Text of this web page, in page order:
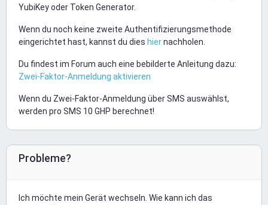
YubiKey oder Token Generator.
Wenn du noch keine zweite Authentifizierungsmethode
eingerichtet hast, kannst du dies hiernachholen.
Du findest im Forum auch eine bebilderte Anleitung dazu:
Zwei-Faktor-Anmeldung aktivieren
Wenn du Zwei-Faktor-Anmeldung über SMS auswählst,
werden pro SMS 10 GHP berechnet!
Probleme?
Ich möchte mein Gerät wechseln. Wie kann ich das